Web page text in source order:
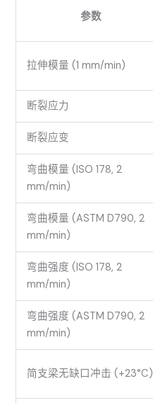
参数
拉伸模量 (1 mm/min)
断裂应力
断裂应变
弯曲模量 (ISO 178, 2
mm/min)
弯曲模量 (ASTM D790, 2
mm/min)
弯曲强度 (ISO 178, 2
mm/min)
弯曲强度 (ASTM D790, 2
mm/min)
简支梁无缺口冲击 (+23°C)